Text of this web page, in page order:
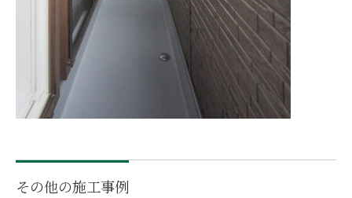
その他の施工事例